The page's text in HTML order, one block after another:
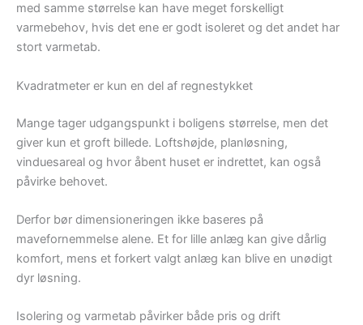
med samme størrelse kan have meget forskelligt
varmebehov, hvis det ene er godt isoleret og det andet har
stort varmetab.
Kvadratmeter er kun en del af regnestykket
Mange tager udgangspunkt i boligens størrelse, men det
giver kun et groft billede. Loftshøjde, planløsning,
vinduesareal og hvor åbent huset er indrettet, kan også
påvirke behovet.
Derfor bør dimensioneringen ikke baseres på
mavefornemmelse alene. Et for lille anlæg kan give dårlig
komfort, mens et forkert valgt anlæg kan blive en unødigt
dyr løsning.
Isolering og varmetab påvirker både pris og drift